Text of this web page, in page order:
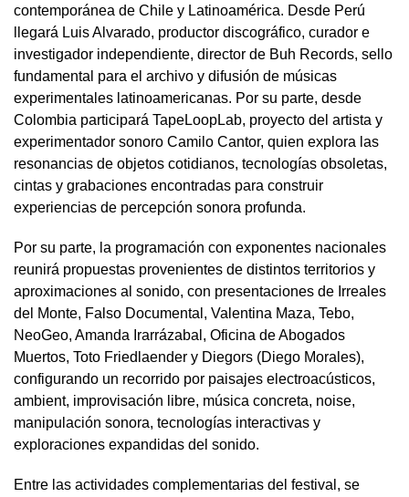
contemporánea de Chile y Latinoamérica. Desde Perú
llegará Luis Alvarado, productor discográfico, curador e
investigador independiente, director de Buh Records, sello
fundamental para el archivo y difusión de músicas
experimentales latinoamericanas. Por su parte, desde
Colombia participará TapeLoopLab, proyecto del artista y
experimentador sonoro Camilo Cantor, quien explora las
resonancias de objetos cotidianos, tecnologías obsoletas,
cintas y grabaciones encontradas para construir
experiencias de percepción sonora profunda.
Por su parte, la programación con exponentes nacionales
reunirá propuestas provenientes de distintos territorios y
aproximaciones al sonido, con presentaciones de Irreales
del Monte, Falso Documental, Valentina Maza, Tebo,
NeoGeo, Amanda Irarrázabal, Oficina de Abogados
Muertos, Toto Friedlaender y Diegors (Diego Morales),
configurando un recorrido por paisajes electroacústicos,
ambient, improvisación libre, música concreta, noise,
manipulación sonora, tecnologías interactivas y
exploraciones expandidas del sonido.
Entre las actividades complementarias del festival, se